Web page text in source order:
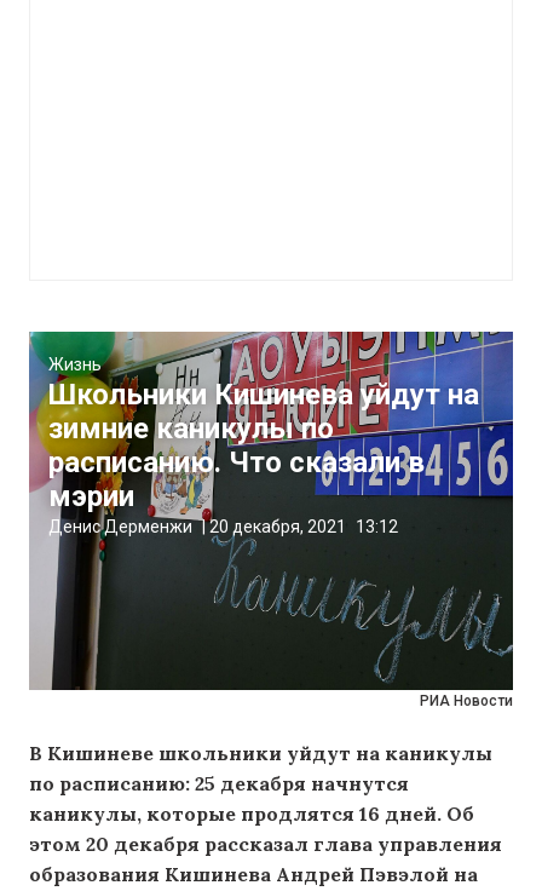
РИА Новости
Жизнь
Школьники Кишинева уйдут на
зимние каникулы по
расписанию. Что сказали в
мэрии
Денис Дерменжи |20 декабря, 2021 13:12
В Кишиневе школьники уйдут на каникулы
по расписанию: 25 декабря начнутся
каникулы, которые продлятся 16 дней. Об
этом 20 декабря рассказал глава управления
образования Кишинева Андрей Пэвэлой на